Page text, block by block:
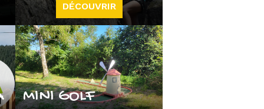
DÉCOUVRIR
MINI GOLF